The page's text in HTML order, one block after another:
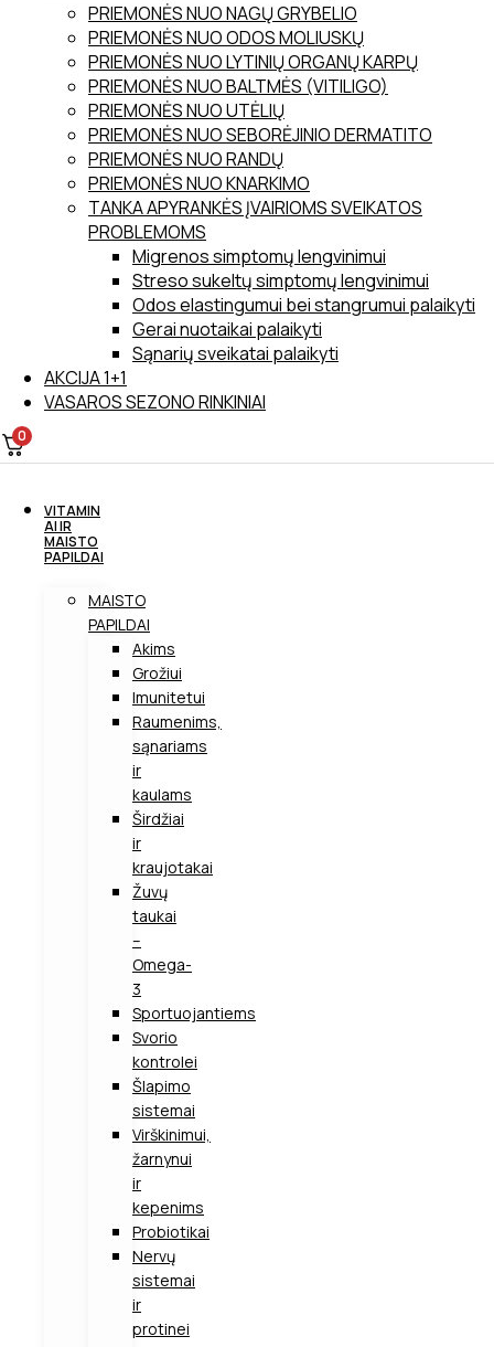
PRIEMONĖS NUO NAGŲ GRYBELIO
PRIEMONĖS NUO ODOS MOLIUSKŲ
PRIEMONĖS NUO LYTINIŲ ORGANŲ KARPŲ
PRIEMONĖS NUO BALTMĖS (VITILIGO)
PRIEMONĖS NUO UTĖLIŲ
PRIEMONĖS NUO SEBORĖJINIO DERMATITO
PRIEMONĖS NUO RANDŲ
PRIEMONĖS NUO KNARKIMO
TANKA APYRANKĖS ĮVAIRIOMS SVEIKATOS
PROBLEMOMS
Migrenos simptomų lengvinimui
Streso sukeltų simptomų lengvinimui
Odos elastingumui bei stangrumui palaikyti
Gerai nuotaikai palaikyti
Sąnarių sveikatai palaikyti
AKCIJA 1+1
VASAROS SEZONO RINKINIAI
0
VITAMIN
AI IR
MAISTO
PAPILDAI
MAISTO
PAPILDAI
Akims
Grožiui
Imunitetui
Raumenims,
sąnariams
ir
kaulams
Širdžiai
ir
kraujotakai
Žuvų
taukai
–
Omega-
3
Sportuojantiems
Svorio
kontrolei
Šlapimo
sistemai
Virškinimui,
žarnynui
ir
kepenims
Probiotikai
Nervų
sistemai
ir
protinei